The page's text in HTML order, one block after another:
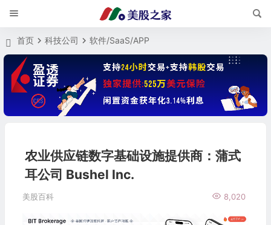
首页 科技公司 软件/SaaS/APP
农业供应链数字基础设施提供商：蒲式
耳公司 Bushel Inc.
美股百科 8,020